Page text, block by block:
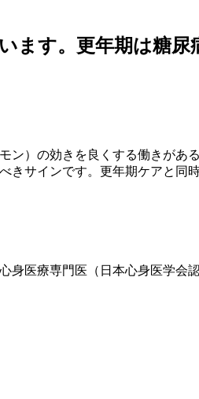
ます。更年期は糖尿
ン）の効きを良くする働きがある
きサインです。 更年期ケアと同
身医療専門医（日本心身医学